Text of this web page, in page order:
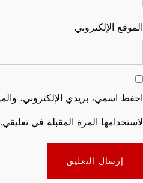
الموقع الإلكتروني
احفظ اسمي، بريدي الإلكتروني،
لاستخدامها المرة المقبلة في تعليقي.